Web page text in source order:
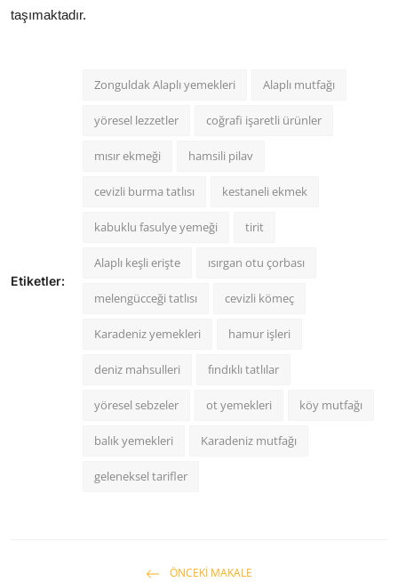
taşımaktadır.
Etiketler:
Zonguldak Alaplı yemekleri Alaplı mutfağı
yöresel lezzetler coğrafi işaretli ürünler
mısır ekmeği hamsili pilav
cevizli burma tatlısı kestaneli ekmek
kabuklu fasulye yemeği tirit
Alaplı keşli erişte ısırgan otu çorbası
melengücceği tatlısı cevizli kömeç
Karadeniz yemekleri hamur işleri
deniz mahsulleri fındıklı tatlılar
yöresel sebzeler ot yemekleri köy mutfağı
balık yemekleri Karadeniz mutfağı
geleneksel tarifler
ÖNCEKI MAKALE